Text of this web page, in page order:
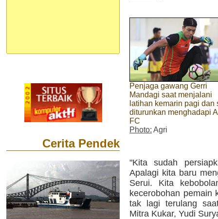
Cerita Pendek
Penjaga gawang Gerri
Mandagi saat menjalani
latihan kemarin pagi dan
diturunkan menghadapi
FC
Photo: Agri
"Kita sudah
Apalagi kita baru
Serui. Kita
kecerobohan pemain
tak lagi terulang
Mitra Kukar, Yudi